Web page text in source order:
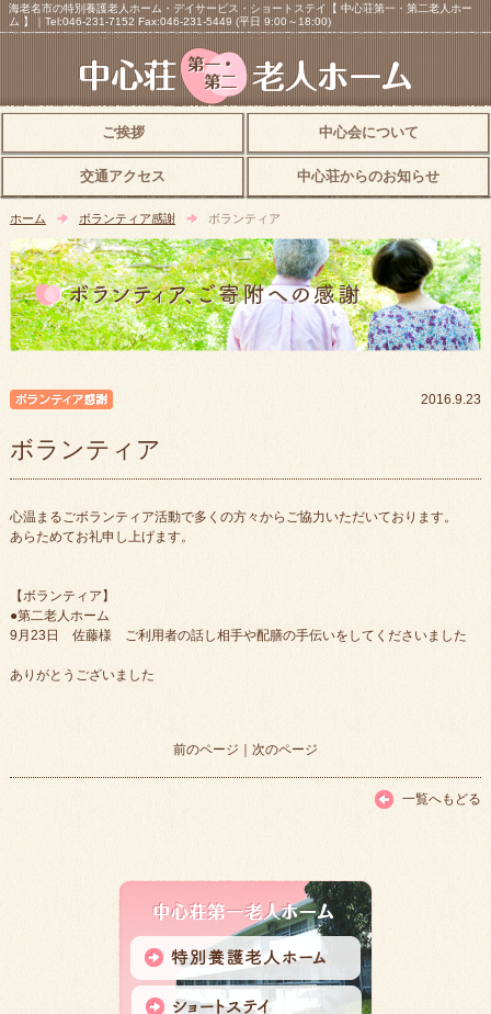
海老名市の特別養護老人ホーム・デイサービス・ショートステイ【 中心荘第一・第二老人ホー
ム 】｜Tel:046-231-7152 Fax:046-231-5449 (平日 9:00～18:00)
ご挨拶 中心会について
交通アクセス 中心荘からのお知らせ
ホーム ボランティア感謝 ボランティア
2016.9.23
ボランティア
心温まるごボランティア活動で多くの方々からご協力いただいております。
あらためてお礼申し上げます。
【ボランティア】
●第二老人ホーム
9月23日 佐藤様 ご利用者の話し相手や配膳の手伝いをしてくださいました
ありがとうございました
前のページ ｜ 次のページ
一覧へもどる